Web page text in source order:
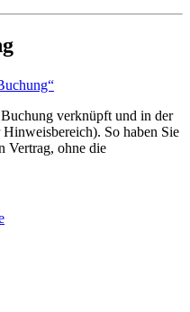
verknüpft und in der
So haben Sie
Vertrag, ohne die